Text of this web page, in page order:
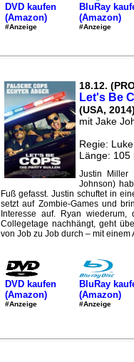
DVD kaufen
(Amazon)
#Anzeige
BluRay
(Amazon)
#Anzeige
18.12.
Let's Be
(USA, 2014)
mit Jake
Regie:
Länge: 105
Justin Miller
Johnson)
Fuß gefasst. Justin schuftet in
setzt auf Zombie-Games und
Interesse auf. Ryan
Collegetage nachhängt, geht
von Job zu Job durch – mit einem
DVD kaufen
(Amazon)
#Anzeige
BluRay
(Amazon)
#Anzeige